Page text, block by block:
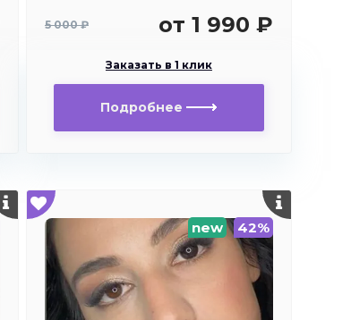
5 000 ₽ от 1 990 ₽
Заказать в 1 клик
Подробнее
new 42%